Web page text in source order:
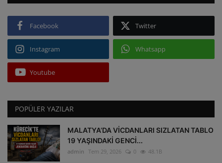
Facebook Twitter
Instagram Whatsapp
Youtube
POPÜLER YAZILAR
MALATYA’DA VİCDANLARI SIZLATAN TABLO
19 YAŞINDAKİ GENCİ...
admin Tem 29, 2026 0 48.1B